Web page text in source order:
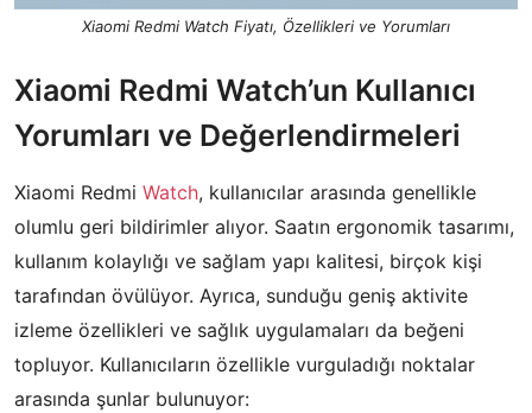
Xiaomi Redmi Watch Fiyatı, Özellikleri ve Yorumları
Xiaomi Redmi Watch’un Kullanıcı
Yorumları ve Değerlendirmeleri
Xiaomi Redmi Watch, kullanıcılar arasında genellikle
olumlu geri bildirimler alıyor. Saatın ergonomik tasarımı,
kullanım kolaylığı ve sağlam yapı kalitesi, birçok kişi
tarafından övülüyor. Ayrıca, sunduğu geniş aktivite
izleme özellikleri ve sağlık uygulamaları da beğeni
topluyor. Kullanıcıların özellikle vurguladığı noktalar
arasında şunlar bulunuyor: